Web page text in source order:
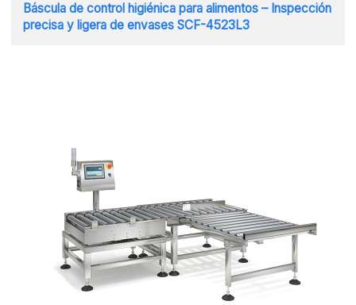
Báscula de control higiénica para alimentos – Inspección
precisa y ligera de envases SCF-4523L3